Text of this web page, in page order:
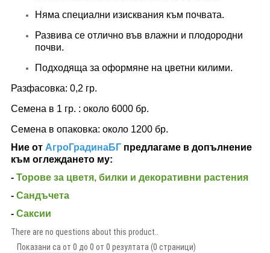
Няма специални изисквания към почвата.
Развива се отлично във влажни и плодородни
почви.
Подходяща за оформяне на цветни килими.
Разфасовка: 0,2 гр.
Семена в 1 гр. : около 6000 бр.
Семена в опаковка: около 1200 бр.
Ние от АгроГрадинаБГ предлагаме в допълнение
към оглеждането му:
- Торове за цветя, билки и декоративни растения
- Сандъчета
- Саксии
There are no questions about this product..
Показани са от 0 до 0 от 0 резултата (0 страници)